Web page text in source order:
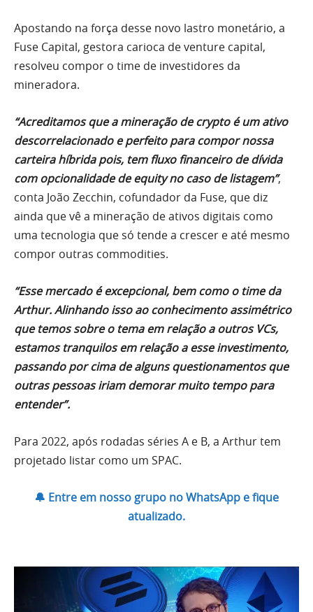
Apostando na força desse novo lastro monetário, a
Fuse Capital, gestora carioca de venture capital,
resolveu compor o time de investidores da
mineradora.
“Acreditamos que a mineração de crypto é um ativo
descorrelacionado e perfeito para compor nossa
carteira híbrida pois, tem fluxo financeiro de dívida
com opcionalidade de equity no caso de listagem”,
conta João Zecchin, cofundador da Fuse, que diz
ainda que vê a mineração de ativos digitais como
uma tecnologia que só tende a crescer e até mesmo
compor outras commodities.
“Esse mercado é excepcional, bem como o time da
Arthur. Alinhando isso ao conhecimento assimétrico
que temos sobre o tema em relação a outros VCs,
estamos tranquilos em relação a esse investimento,
passando por cima de alguns questionamentos que
outras pessoas iriam demorar muito tempo para
entender”.
Para 2022, após rodadas séries A e B, a Arthur tem
projetado listar como um SPAC.
🔔 Entre em nosso grupo no WhatsApp e fique
atualizado.